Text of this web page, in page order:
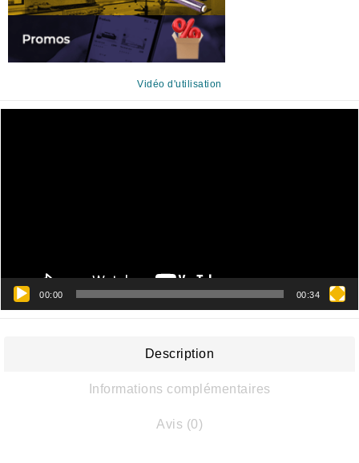
Vidéo d'utilisation
00:00 00:34
Description
Informations complémentaires
Avis (0)